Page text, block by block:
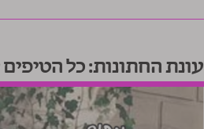
עונת החתונות: כל הטיפים